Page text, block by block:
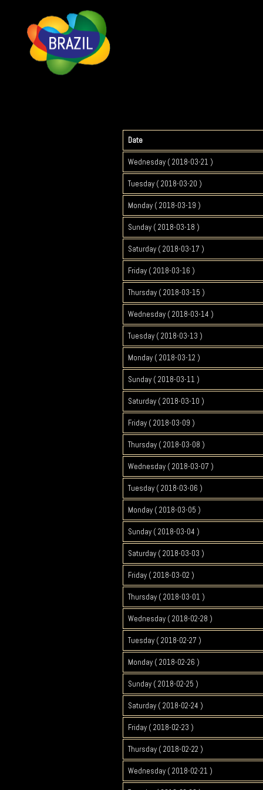
Date
Wednesday ( 2018-03-21 )
Tuesday ( 2018-03-20 )
Monday ( 2018-03-19 )
Sunday ( 2018-03-18 )
Saturday ( 2018-03-17 )
Friday ( 2018-03-16 )
Thursday ( 2018-03-15 )
Wednesday ( 2018-03-14 )
Tuesday ( 2018-03-13 )
Monday ( 2018-03-12 )
Sunday ( 2018-03-11 )
Saturday ( 2018-03-10 )
Friday ( 2018-03-09 )
Thursday ( 2018-03-08 )
Wednesday ( 2018-03-07 )
Tuesday ( 2018-03-06 )
Monday ( 2018-03-05 )
Sunday ( 2018-03-04 )
Saturday ( 2018-03-03 )
Friday ( 2018-03-02 )
Thursday ( 2018-03-01 )
Wednesday ( 2018-02-28 )
Tuesday ( 2018-02-27 )
Monday ( 2018-02-26 )
Sunday ( 2018-02-25 )
Saturday ( 2018-02-24 )
Friday ( 2018-02-23 )
Thursday ( 2018-02-22 )
Wednesday ( 2018-02-21 )